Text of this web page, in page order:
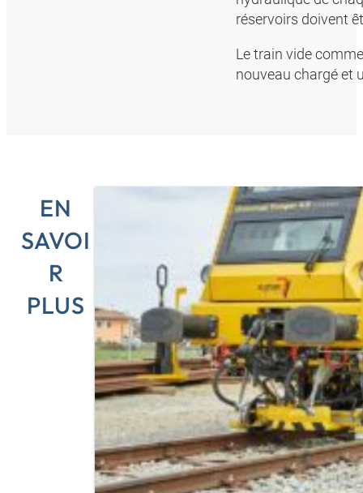
réservoirs doivent
Le train vide
nouveau chargé et
EN
SAVOI
R
PLUS